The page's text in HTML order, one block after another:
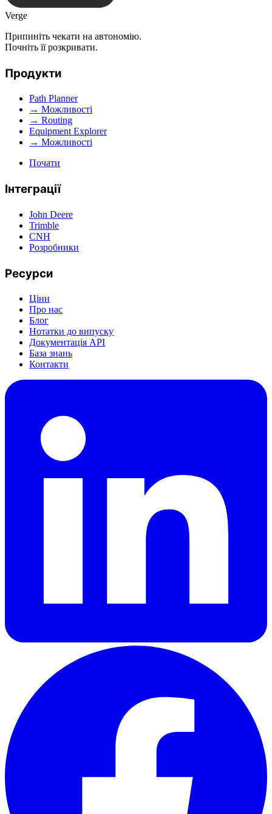
Verge
Припиніть чекати на автономію.
Почніть її розкривати.
Продукти
Path Planner
→ Можливості
→ Routing
Equipment Explorer
→ Можливості
Почати
Інтеграції
John Deere
Trimble
CNH
Розробники
Ресурси
Ціни
Про нас
Блог
Нотатки до випуску
Документація API
База знань
Контакти